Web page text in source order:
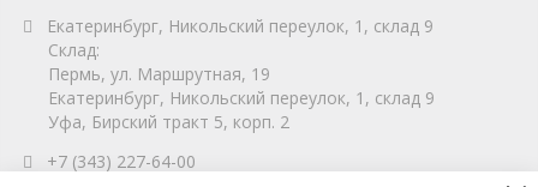
Екатеринбург, Никольский переулок, 1, склад 9
Склад:
Пермь, ул. Маршрутная, 19
Екатеринбург, Никольский переулок, 1, склад 9
Уфа, Бирский тракт 5, корп. 2
+7 (343) 227-64-00